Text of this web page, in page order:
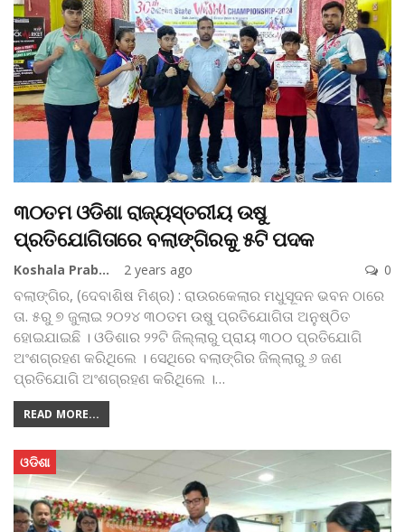
୩୦ତମ ଓଡିଶା ରାଜ୍ୟସ୍ତରୀୟ ଉଷୁ
ପ୍ରତିଯୋଗିତାରେ ବଲାଙ୍ଗିରକୁ ୫ଟି ପଦକ
Koshala Prabaha 2 years ago 0
ବଲାଙ୍ଗିର, (ଦେବାଶିଷ ମିଶ୍ର) : ରାଉରକେଲାର ମଧୁସୂଦନ ଭବନ ଠାରେ
ତା. ୫ରୁ ୭ ଜୁଲାଇ ୨୦୨୪ ୩୦ତମ ଉଷୁ ପ୍ରତିଯୋଗିତା ଅନୁଷ୍ଠିତ
ହୋଇଯାଇଛି । ଓଡିଶାର ୨୨ଟି ଜିଲ୍ଲାରୁ ପ୍ରାୟ ୩୦୦ ପ୍ରତିଯୋଗି
ଅଂଶଗ୍ରହଣ କରିଥିଲେ । ସେଥିରେ ବଲାଙ୍ଗିର ଜିଲ୍ଲାରୁ ୬ ଜଣ
ପ୍ରତିଯୋଗି ଅଂଶଗ୍ରହଣ କରିଥିଲେ ।…
READ MORE...
ଓଡିଶା